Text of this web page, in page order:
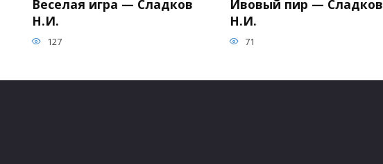
Веселая игра — Сладков
Н.И.
127
Ивовый пир — Сладков
Н.И.
71